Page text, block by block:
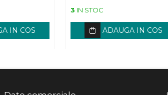
IN COS
3 IN STOC
ADAUGA IN COS